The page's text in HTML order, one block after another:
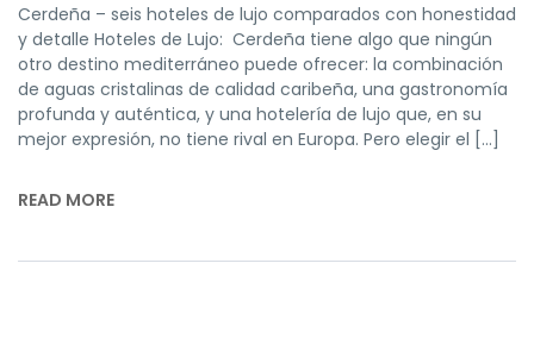
Cerdeña – seis hoteles de lujo comparados con honestidad
y detalle Hoteles de Lujo: Cerdeña tiene algo que ningún
otro destino mediterráneo puede ofrecer: la combinación
de aguas cristalinas de calidad caribeña, una gastronomía
profunda y auténtica, y una hotelería de lujo que, en su
mejor expresión, no tiene rival en Europa. Pero elegir el […]
READ MORE